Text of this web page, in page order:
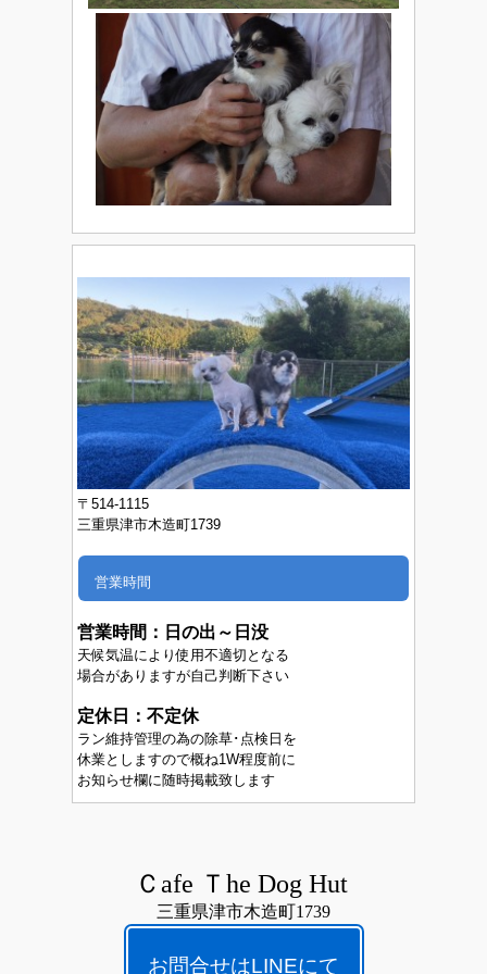
〒514-1115
三重県津市木造町1739
営業時間
営業時間： 日の出～日没
天候気温により使用不適切となる
場合がありますが自己判断下さい
定休日：不定休
ラン維持管理の為の除草･点検日を
休業としますので概ね1W程度前に
お知らせ欄に随時掲載致します
Ｃafe Ｔhe Dog Hut
三重県津市木造町1739
お問合せはLINEにて